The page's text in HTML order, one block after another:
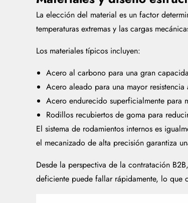
La elección del material es un factor
temperaturas extremas y las cargas
Los materiales típicos incluyen:
Acero al carbono para una gran
Acero aleado para una mayor
Acero endurecido superficialmente para
Rodillos recubiertos de goma para
El sistema de rodamientos internos es
el mecanizado de alta precisión garantiza
Desde la perspectiva de la contratación
deficiente puede fallar rápidamente, lo que